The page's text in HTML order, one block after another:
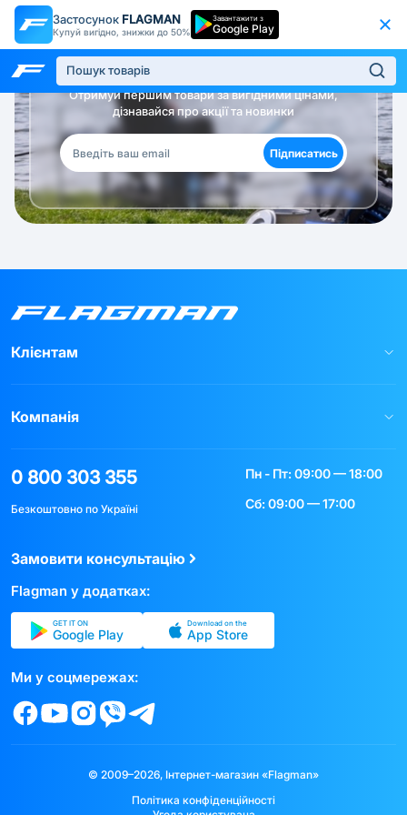
Застосунок FLAGMAN
Купуй вигідно, знижки до 50%
Завантажити з
Google Play
Будь в курсі!
Отримуй першим товари за вигідними цінами,
дізнавайся про акції та новинки
Підписатись
Клієнтам
Компанія
0 800 303 355
Безкоштовно по Україні
Пн - Пт: 09:00 — 18:00
Сб: 09:00 — 17:00
Замовити консультацію
Flagman у додатках:
GET IT ON
Google Play
Download on the
App Store
Ми у соцмережах:
© 2009–2026, Інтернет-магазин «Flagman»
Політика конфіденційності